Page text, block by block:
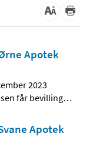
Apotek
2023
får bevilling…
Apotek